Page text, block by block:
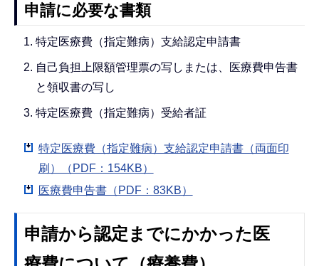
申請に必要な書類
特定医療費（指定難病）支給認定申請書
自己負担上限額管理票の写しまたは、医療費申告書
と領収書の写し
特定医療費（指定難病）受給者証
特定医療費（指定難病）支給認定申請書（両面印
刷）（PDF：154KB）
医療費申告書（PDF：83KB）
申請から認定までにかかった医